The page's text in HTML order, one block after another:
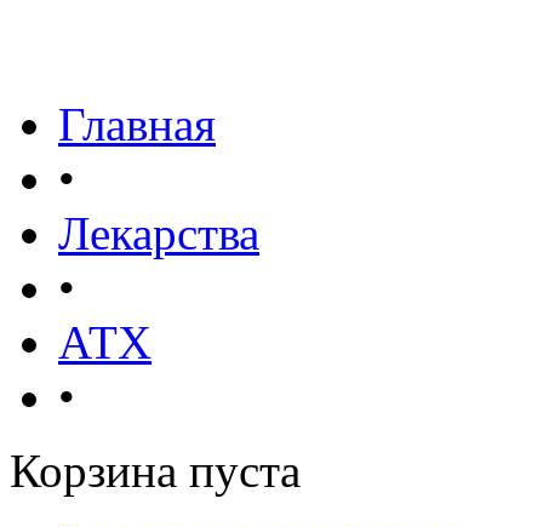
Главная
•
Лекарства
•
АТХ
•
Корзина пуста